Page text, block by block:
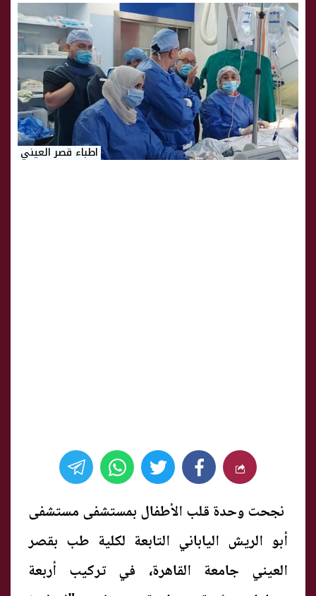
اطباء قصر العيني
نجحت وحدة قلب الأطفال بمستشفى مستشفى
أبو الريش الياباني التابعة لكلية طب بقصر
العيني جامعة القاهرة، في تركيب أربعة